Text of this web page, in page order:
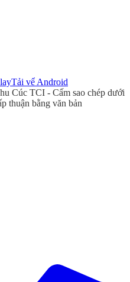
Tải vể Android
Cúc TCI - Cấm sao chép dưới
thuận bằng văn bản